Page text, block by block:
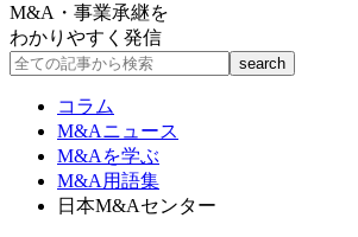
M&A・事業承継を
わかりやすく発信
コラム
M&Aニュース
M&Aを学ぶ
M&A用語集
日本M&Aセンター